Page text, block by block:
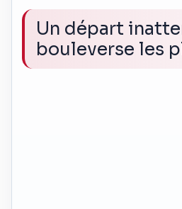
Un départ
bouleverse les